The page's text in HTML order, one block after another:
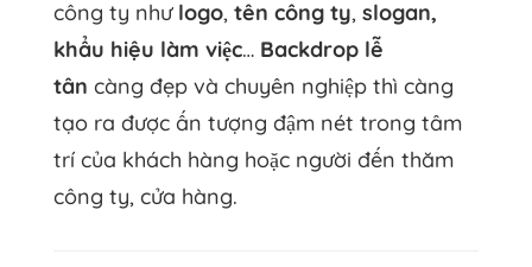
công ty như logo, tên công ty, slogan,
khẩu hiệu làm việc… Backdrop lễ
tân càng đẹp và chuyên nghiệp thì càng
tạo ra được ấn tượng đậm nét trong tâm
trí của khách hàng hoặc người đến thăm
công ty, cửa hàng.